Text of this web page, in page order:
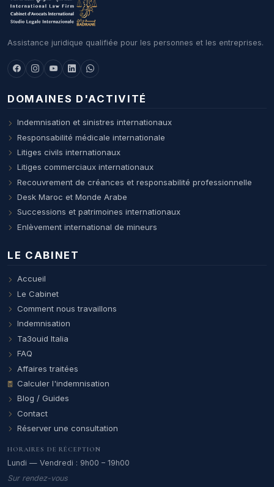
Assistance juridique qualifiée pour les personnes et les entreprises.
DOMAINES D'ACTIVITÉ
Indemnisation et sinistres internationaux
Responsabilité médicale internationale
Litiges civils internationaux
Litiges commerciaux internationaux
Recouvrement de créances et responsabilité professionnelle
Desk Maroc et Monde Arabe
Successions et patrimoines internationaux
Enlèvement international de mineurs
LE CABINET
Accueil
Le Cabinet
Comment nous travaillons
Indemnisation
Ta3ouid Italia
FAQ
Affaires traitées
Calculer l'indemnisation
Blog / Guides
Contact
Réserver une consultation
HORAIRES DE RÉCEPTION
Lundi — Vendredi : 9h00 – 19h00
Sur rendez-vous